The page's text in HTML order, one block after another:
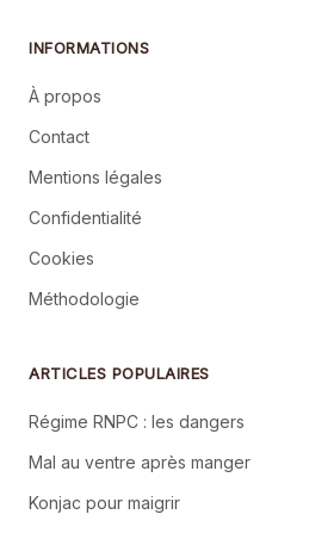
INFORMATIONS
À propos
Contact
Mentions légales
Confidentialité
Cookies
Méthodologie
ARTICLES POPULAIRES
Régime RNPC : les dangers
Mal au ventre après manger
Konjac pour maigrir